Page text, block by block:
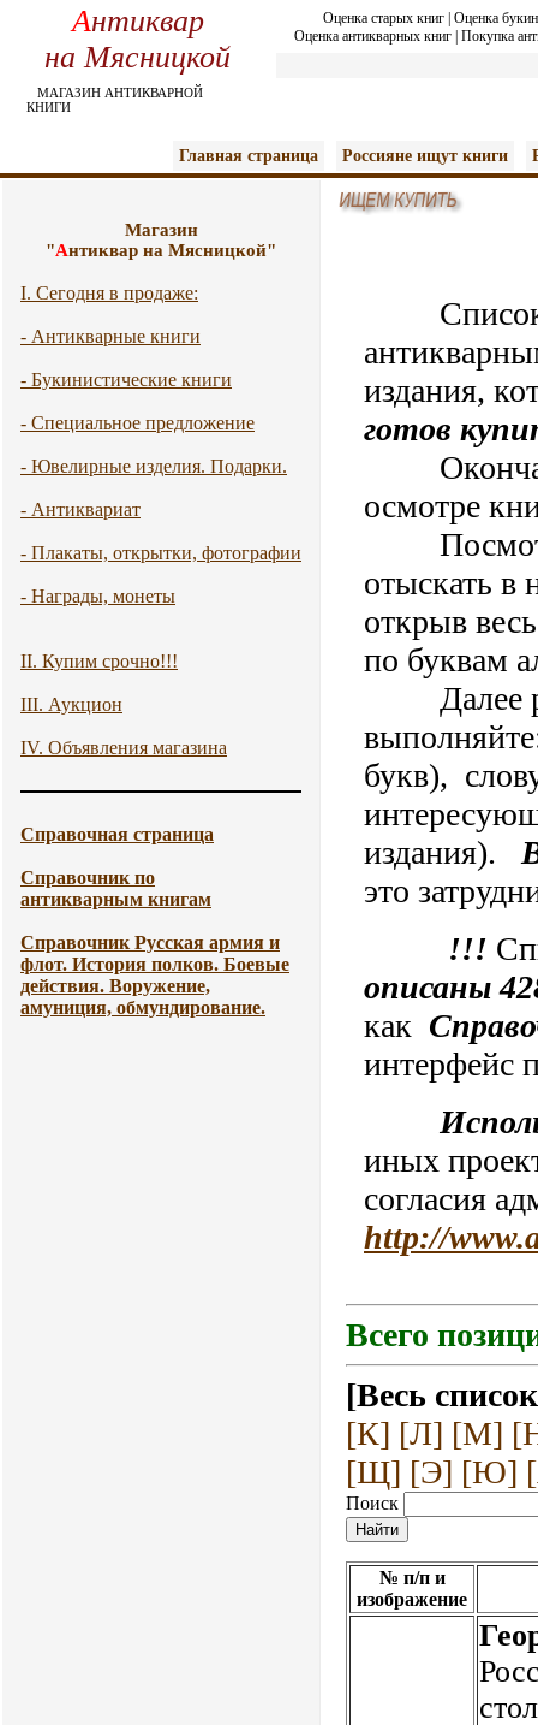
Антиквар
на Мясницкой
МАГАЗИН АНТИКВАРНОЙ
КНИГИ
Оценка старых книг| Оценка
Оценка антикварных книг Покупка
Главная страница Россияне ищут книги
Магазин
"Антиквар на Мясницкой"
I. Сегодня в продаже:
- Антикварные книги
- Букинистические книги
- Специальное предложение
- Ювелирные изделия. Подарки.
- Антиквариат
- Плакаты, открытки, фотографии
- Награды, монеты
II. Купим срочно!!!
III. Аукцион
IV. Объявления магазина
Справочная страница
Справочник по
антикварным книгам
Справочник Русская армия и
флот. История полков. Боевые
действия. Воружение,
амуниция, обмундирование.
издания,
готов
осмотре
отыскать
открыв
по буквам
Далее
букв),
издания).
это
!!!
описаны
как
интерфейс
иных
согласия
http://
Всего
[Весь
[К] [Л] [М]
[Щ] [Э] [Ю]
Поиск
№ п/п и
изображение